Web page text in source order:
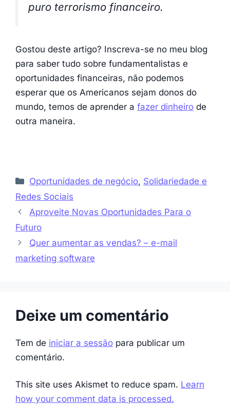
puro terrorismo financeiro.
Gostou deste artigo? Inscreva-se no meu blog
para saber tudo sobre fundamentalistas e
oportunidades financeiras, não podemos
esperar que os Americanos sejam donos do
mundo, temos de aprender a fazer dinheiro de
outra maneira.
Categorias
Oportunidades de negócio, Solidariedade e
Redes Sociais
Aproveite Novas Oportunidades Para o
Futuro
Quer aumentar as vendas? – e-mail
marketing software
Deixe um comentário
Tem de iniciar a sessão para publicar um
comentário.
This site uses Akismet to reduce spam. Learn
how your comment data is processed.